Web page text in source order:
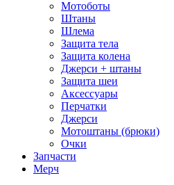
Мотоботы
Штаны
Шлема
Защита тела
Защита колена
Джерси + штаны
Защита шеи
Аксессуары
Перчатки
Джерси
Мотоштаны (брюки)
Очки
Запчасти
Мерч